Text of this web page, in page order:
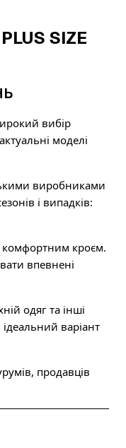
SIZE
вибір
моделі
виробниками
і випадків:
комфортним кроєм.
впевнені
одяг та інші
варіант
продавців